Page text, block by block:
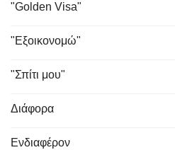
"Golden Visa"
"Εξοικονομώ"
"Σπίτι μου"
Διάφορα
Ενδιαφέρον